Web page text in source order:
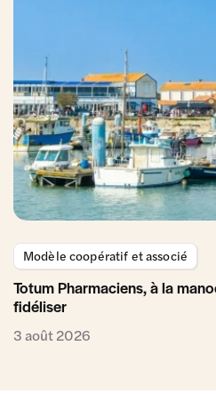
Modèle coopératif et associé
Totum Pharmaciens, à la
fidéliser
3 août 2026